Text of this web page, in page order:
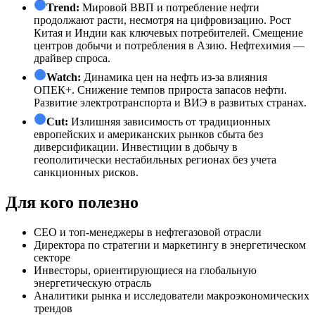
Trend: Мировой ВВП и потребление нефти
продолжают расти, несмотря на цифровизацию. Рост
Китая и Индии как ключевых потребителей. Смещение
центров добычи и потребления в Азию. Нефтехимия —
драйвер спроса.
Watch: Динамика цен на нефть из-за влияния
ОПЕК+. Снижение темпов прироста запасов нефти.
Развитие электротранспорта и ВИЭ в развитых странах.
Cut: Излишняя зависимость от традиционных
европейских и американских рынков сбыта без
диверсификации. Инвестиции в добычу в
геополитически нестабильных регионах без учета
санкционных рисков.
Для кого полезно
СЕО и топ-менеджеры в нефтегазовой отрасли
Директора по стратегии и маркетингу в энергетическом
секторе
Инвесторы, ориентирующиеся на глобальную
энергетическую отрасль
Аналитики рынка и исследователи макроэкономических
трендов